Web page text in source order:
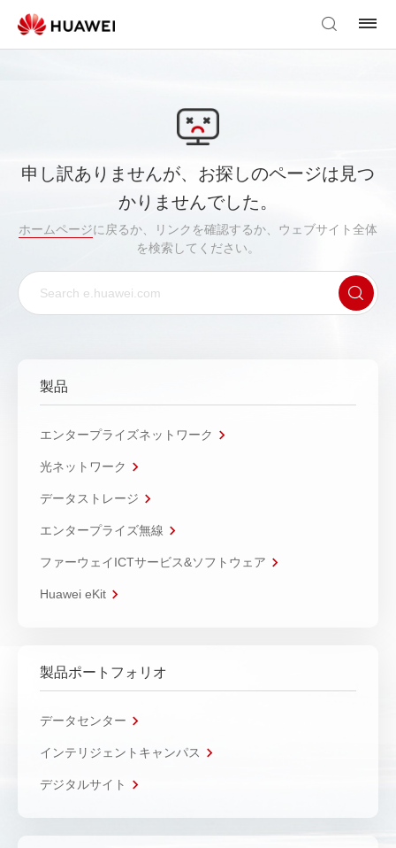
申し訳ありませんが、お探しのページは見つ
かりませんでした。
ホームページに戻るか、リンクを確認するか、ウェブサイト全体
を検索してください。
製品
エンタープライズネットワーク
光ネットワーク
データストレージ
エンタープライズ無線
ファーウェイICTサービス&ソフトウェア
Huawei eKit
製品ポートフォリオ
データセンター
インテリジェントキャンパス
デジタルサイト